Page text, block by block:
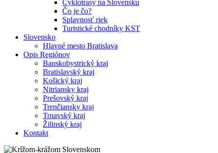
Cyklotrasy na Slovensku
Čo je čo?
Splavnosť riek
Turistické chodníky KST
Slovensko
Hlavné mesto Bratislava
Opis Regiónov
Banskobystrický kraj
Bratislavský kraj
Košický kraj
Nitriansky kraj
Prešovský kraj
Trenčiansky kraj
Trnavský kraj
Žilinský kraj
Kontakt